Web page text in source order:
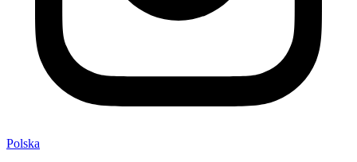
Polska